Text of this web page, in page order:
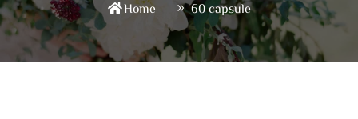
Home 60 capsule